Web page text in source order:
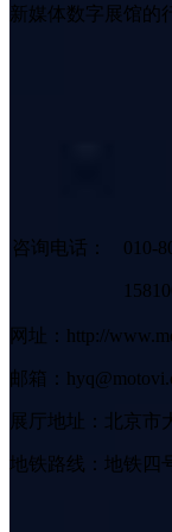
新媒体数字展馆的
咨询电话： 010-
网址：http://
邮箱：
展厅地址：北京市
地铁路线：地铁四